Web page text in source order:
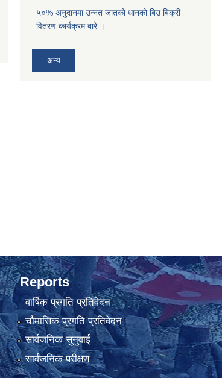
५०% अनुदानमा उन्नत जातको धानको बिउ बिक्री
वितरण कार्यक्रम बारे ।
अन्य
Reports
वार्षिक प्रगति प्रतिवेदन
चौमासिक प्रगति प्रतिवेदन
सार्वजनिक सुनुवाई
सार्वजनिक परीक्षण